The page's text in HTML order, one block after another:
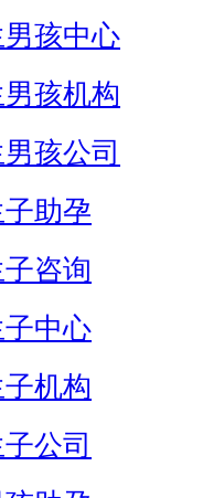
孩中心
孩机构
孩公司
助孕
咨询
中心
机构
公司